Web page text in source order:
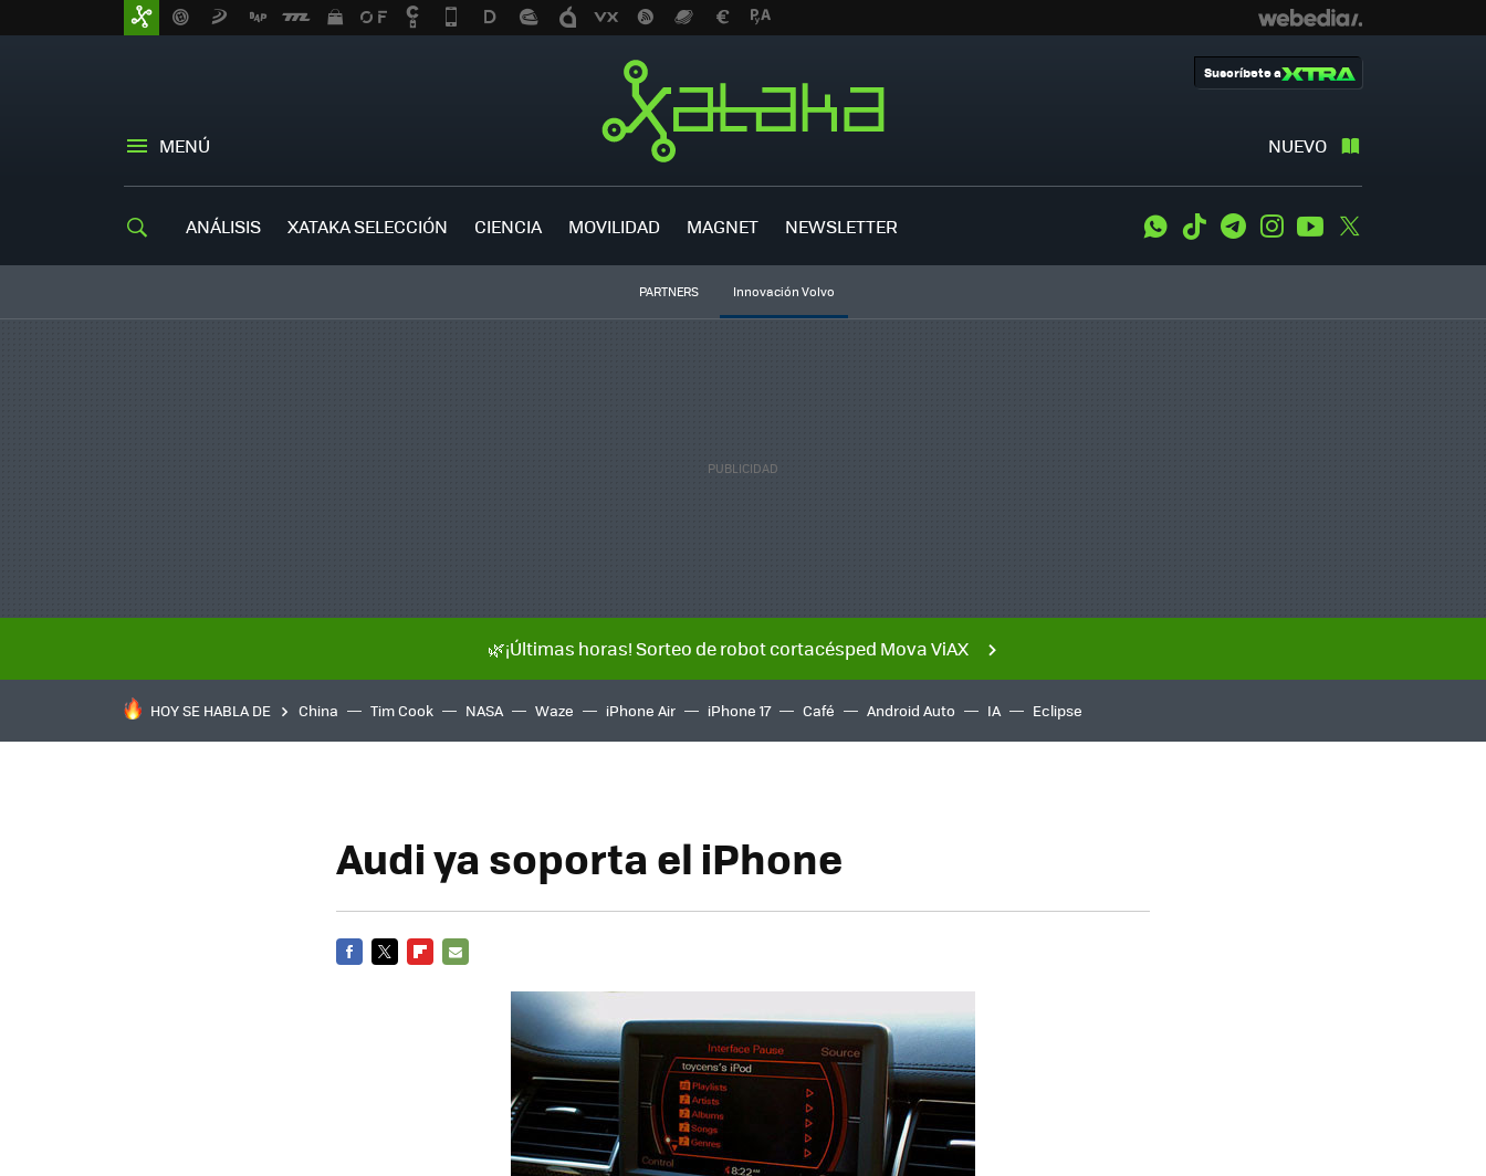
MENÚ NUEVO
Suscríbete a
ANÁLISIS XATAKA SELECCIÓN CIENCIA MOVILIDAD MAGNET NEWSLETTER WhatsApp
Tiktok TelegramInstagramYoutube
PARTNERS Innovación Volvo
🌿¡Últimas horas! Sorteo de robot cortacésped Mova ViAX
HOY SE HABLA DE China Tim Cook NASA Waze iPhone Air iPhone 17 Café Android Auto IA Eclipse
Audi ya soporta el iPhone